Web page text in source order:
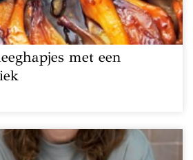
met een